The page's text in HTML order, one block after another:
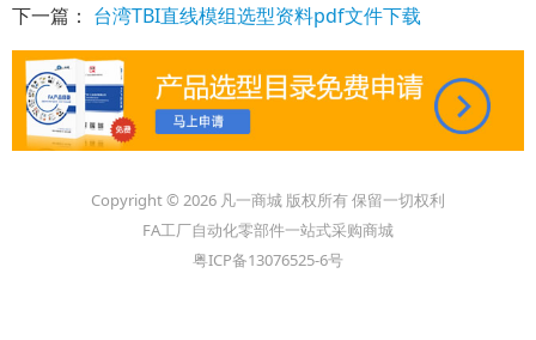
下一篇： 台湾TBI直线模组选型资料pdf文件下载
Copyright © 2026 凡一商城 版权所有 保留一切权利
FA工厂自动化零部件一站式采购商城
粤ICP备13076525-6号